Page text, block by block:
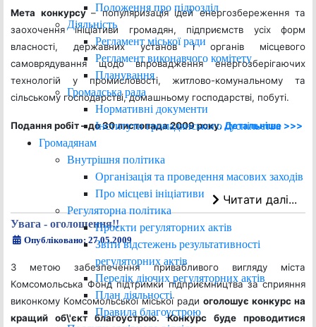
Положення про підрозділ
Діяльність
Регламент міської ради
Регламент виконавчого комітету
Планування
Громадська рада
Нормативні документи
Інститути громадянського суспільства
Громадянам
Внутрішня політика
Організація та проведення масових заходів
Про місцеві ініціативи
Регуляторна політика
Проєкти регуляторних актів
Звіти відстежень результативності
регуляторних актів
Перелік діючих регуляторних актів
План діяльності
Правила благоустрою
Мета конкурсу – популяризація ідей енергозбереження та
заохочення ініціативи громадян, підприємств усіх форм
власності, державних установ і органів місцевого
самоврядування щодо впровадження енергозберігаючих
технологій у промисловості, житлово-комунальному та
сільському господарстві, домашньому господарстві, побуті.
Подання робіт – до 30 листопада 2009 року.Детальніше >>>
Читати далі...
Увага - оголошення!!
Опубліковано: 27.05.2009
З метою забезпечення привабливого вигляду міста
Комсомольська Фонд підтримки підприємництва за сприяння
виконкому Комсомольської міської ради оголошує конкурс на
кращий об\'єкт благоустрою. Конкурс буде проводитися